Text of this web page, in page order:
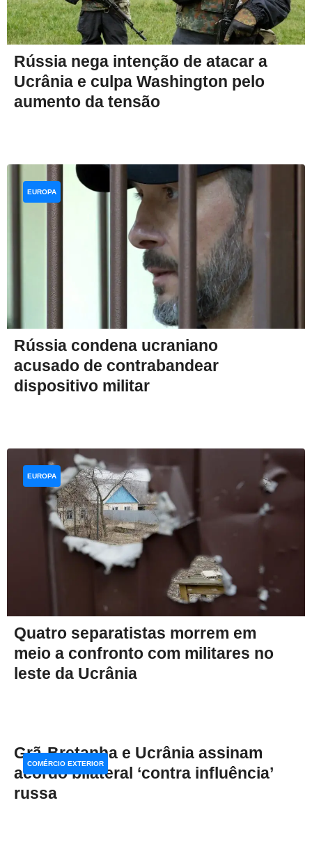
Rússia nega intenção de atacar a
Ucrânia e culpa Washington pelo
aumento da tensão
Rússia condena ucraniano
acusado de contrabandear
dispositivo militar
EUROPA
Quatro separatistas morrem em
meio a confronto com militares no
leste da Ucrânia
EUROPA
Grã-Bretanha e Ucrânia assinam
acordo bilateral ‘contra influência’
russa
COMÉRCIO EXTERIOR